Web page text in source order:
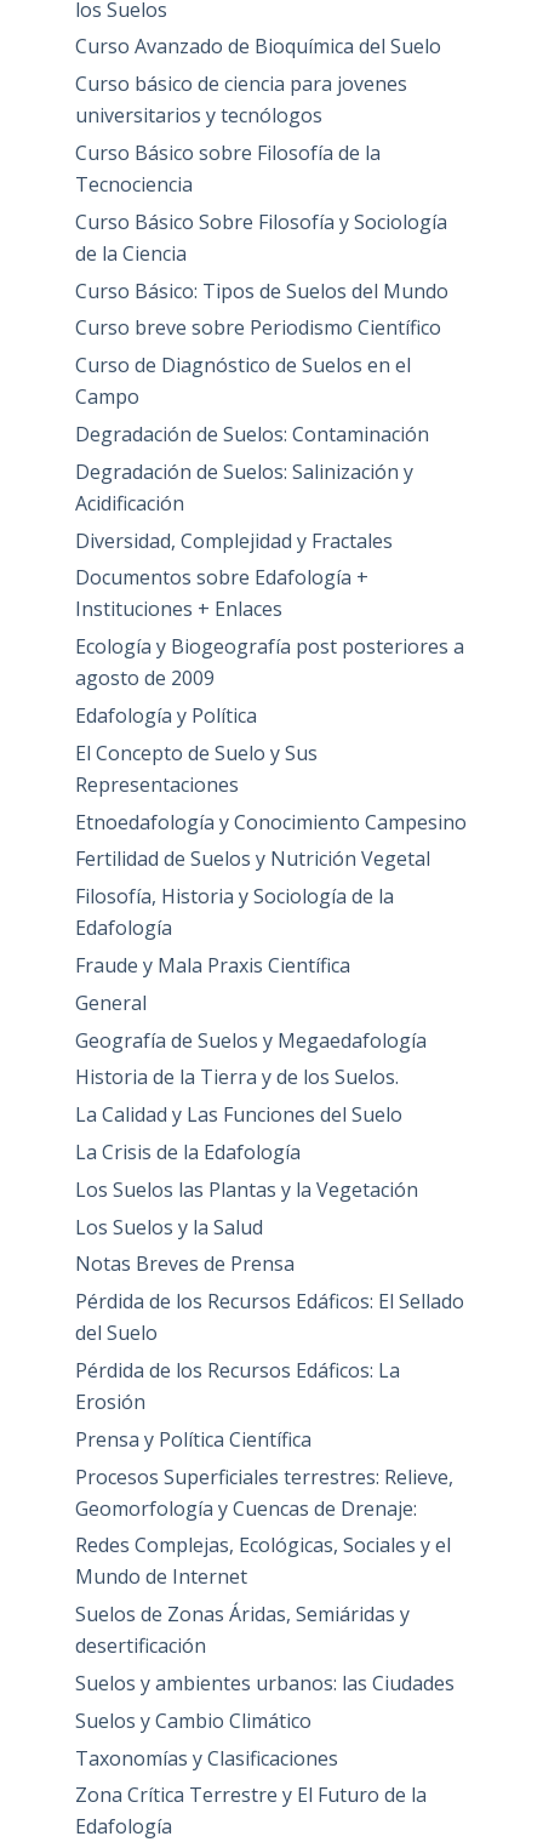
los Suelos
Curso Avanzado de Bioquímica del Suelo
Curso básico de ciencia para jovenes
universitarios y tecnólogos
Curso Básico sobre Filosofía de la
Tecnociencia
Curso Básico Sobre Filosofía y Sociología
de la Ciencia
Curso Básico: Tipos de Suelos del Mundo
Curso breve sobre Periodismo Científico
Curso de Diagnóstico de Suelos en el
Campo
Degradación de Suelos: Contaminación
Degradación de Suelos: Salinización y
Acidificación
Diversidad, Complejidad y Fractales
Documentos sobre Edafología +
Instituciones + Enlaces
Ecología y Biogeografía post posteriores a
agosto de 2009
Edafología y Política
El Concepto de Suelo y Sus
Representaciones
Etnoedafología y Conocimiento Campesino
Fertilidad de Suelos y Nutrición Vegetal
Filosofía, Historia y Sociología de la
Edafología
Fraude y Mala Praxis Científica
General
Geografía de Suelos y Megaedafología
Historia de la Tierra y de los Suelos.
La Calidad y Las Funciones del Suelo
La Crisis de la Edafología
Los Suelos las Plantas y la Vegetación
Los Suelos y la Salud
Notas Breves de Prensa
Pérdida de los Recursos Edáficos: El Sellado
del Suelo
Pérdida de los Recursos Edáficos: La
Erosión
Prensa y Política Científica
Procesos Superficiales terrestres: Relieve,
Geomorfología y Cuencas de Drenaje:
Redes Complejas, Ecológicas, Sociales y el
Mundo de Internet
Suelos de Zonas Áridas, Semiáridas y
desertificación
Suelos y ambientes urbanos: las Ciudades
Suelos y Cambio Climático
Taxonomías y Clasificaciones
Zona Crítica Terrestre y El Futuro de la
Edafología